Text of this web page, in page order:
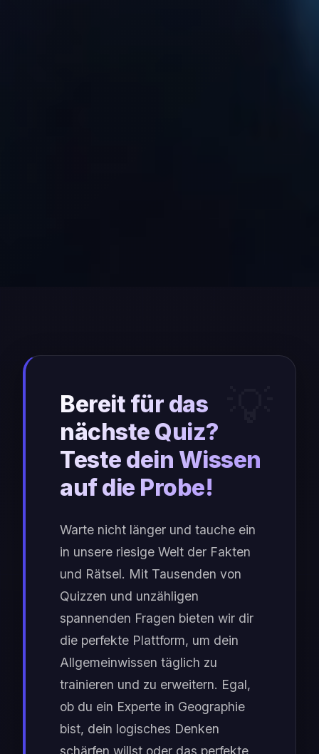
Bereit für das
nächste Quiz?
Teste dein Wissen
auf die Probe!
Warte nicht länger und tauche ein
in unsere riesige Welt der Fakten
und Rätsel. Mit Tausenden von
Quizzen und unzähligen
spannenden Fragen bieten wir dir
die perfekte Plattform, um dein
Allgemeinwissen täglich zu
trainieren und zu erweitern. Egal,
ob du ein Experte in Geographie
bist, dein logisches Denken
schärfen willst oder das perfekte